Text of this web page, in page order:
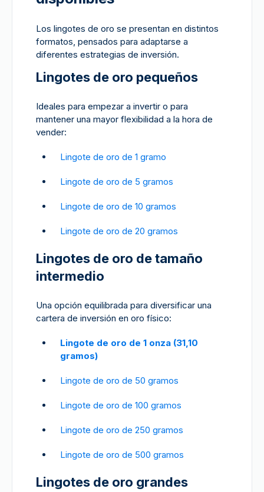
Los lingotes de oro se presentan en distintos
formatos, pensados para adaptarse a
diferentes estrategias de inversión.
Lingotes de oro pequeños
Ideales para empezar a invertir o para
mantener una mayor flexibilidad a la hora de
vender:
Lingote de oro de 1 gramo
Lingote de oro de 5 gramos
Lingote de oro de 10 gramos
Lingote de oro de 20 gramos
Lingotes de oro de tamaño
intermedio
Una opción equilibrada para diversificar una
cartera de inversión en oro físico:
Lingote de oro de 1 onza (31,10
gramos)
Lingote de oro de 50 gramos
Lingote de oro de 100 gramos
Lingote de oro de 250 gramos
Lingote de oro de 500 gramos
Lingotes de oro grandes